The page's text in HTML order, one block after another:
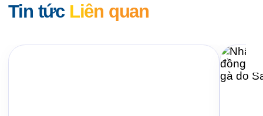
Tin tức Liên quan